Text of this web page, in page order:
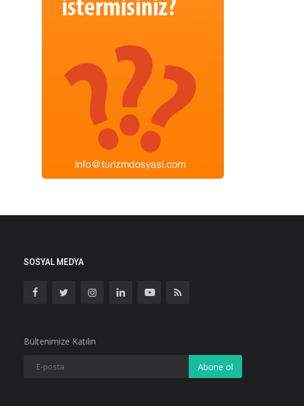
SOSYAL MEDYA
Bültenimize Katılın
Abone ol